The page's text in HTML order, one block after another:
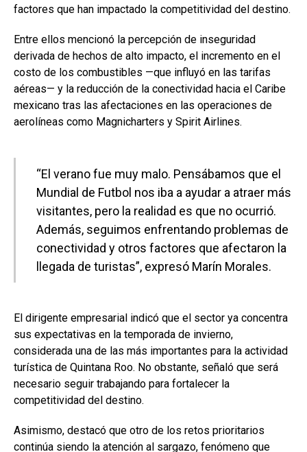
factores que han impactado la competitividad del destino.
Entre ellos mencionó la percepción de inseguridad
derivada de hechos de alto impacto, el incremento en el
costo de los combustibles —que influyó en las tarifas
aéreas— y la reducción de la conectividad hacia el Caribe
mexicano tras las afectaciones en las operaciones de
aerolíneas como Magnicharters y Spirit Airlines.
“El verano fue muy malo. Pensábamos que el
Mundial de Futbol nos iba a ayudar a atraer más
visitantes, pero la realidad es que no ocurrió.
Además, seguimos enfrentando problemas de
conectividad y otros factores que afectaron la
llegada de turistas”, expresó Marín Morales.
El dirigente empresarial indicó que el sector ya concentra
sus expectativas en la temporada de invierno,
considerada una de las más importantes para la actividad
turística de Quintana Roo. No obstante, señaló que será
necesario seguir trabajando para fortalecer la
competitividad del destino.
Asimismo, destacó que otro de los retos prioritarios
continúa siendo la atención al sargazo, fenómeno que